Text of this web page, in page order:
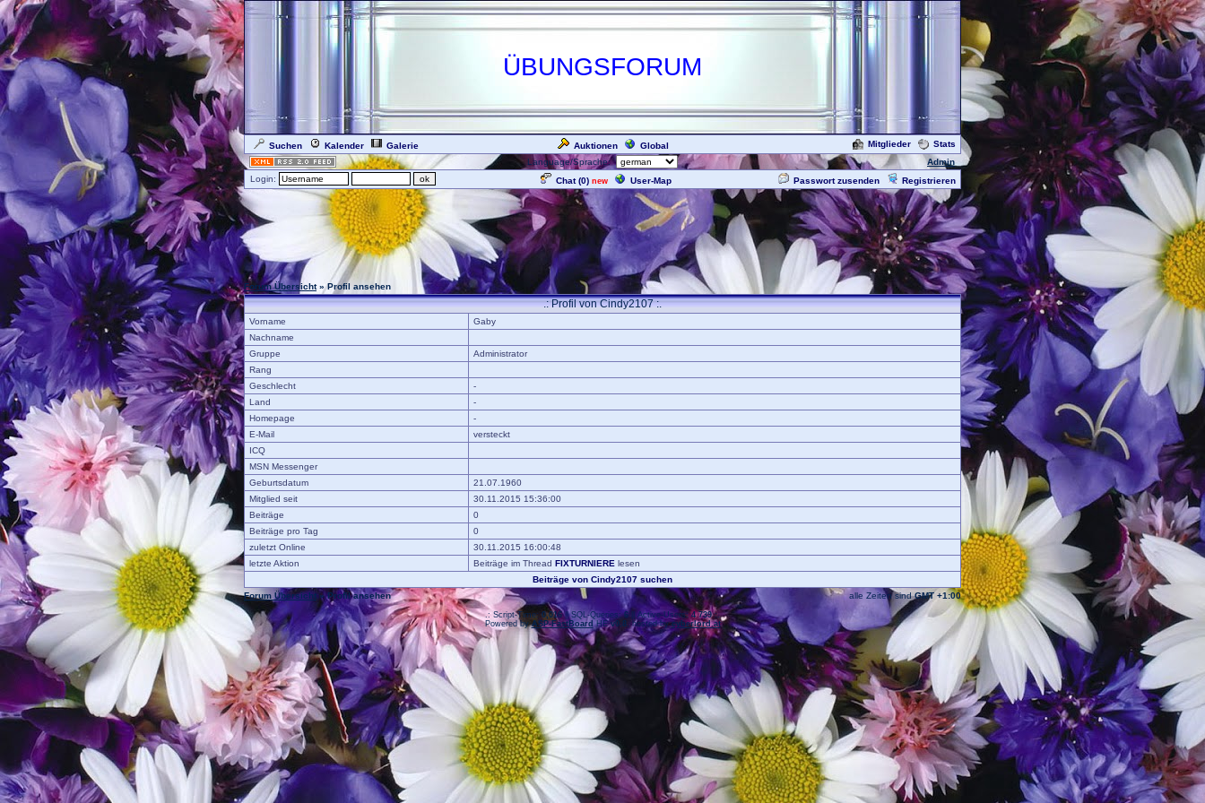
ÜBUNGSFORUM
Suchen Kalender Galerie Auktionen Global Mitglieder
Stats
Language/Sprache:
Admin
Login:
Chat (0) new User-Map Passwort zusenden Registrieren
Forum Übersicht» Profil ansehen
.: Profil von Cindy2107 :.
Vorname
Gaby
Nachname
Gruppe
Administrator
Rang
Geschlecht
-
Land
-
Homepage
-
E-Mail
versteckt
ICQ
MSN Messenger
Geburtsdatum
21.07.1960
Mitglied seit
30.11.2015 15:36:00
Beiträge
0
Beiträge pro Tag
0
zuletzt Online
30.11.2015 16:00:48
letzte Aktion
Beiträge im Thread FIXTURNIERE lesen
Beiträge von Cindy2107 suchen
Forum Übersicht» Profil ansehen alle Zeiten sindGMT +1:00
.: Script-Time: 0,016|| SQL-Queries:6|| Active-Users:4 739:.
Powered byASP-FastBoard HEv0.8 , hosted bycyberlord.at